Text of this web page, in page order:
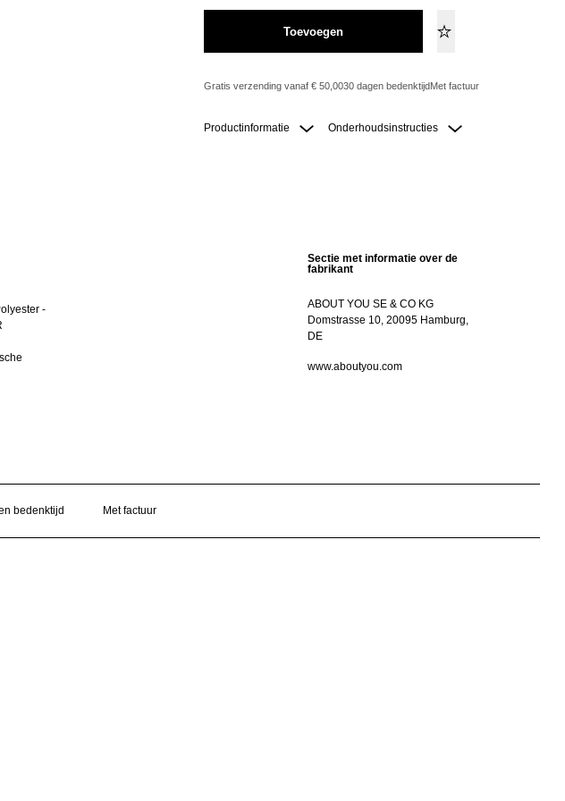
Toevoegen
Gratis verzending vanaf € 50,0030 dagen bedenktijdMet factuur
Productinformatie Onderhoudsinstructies
-
Sectie met informatie over de
fabrikant
ABOUT YOU SE & CO KG
Domstrasse 10, 20095 Hamburg,
DE
www.aboutyou.com
bedenktijd Met factuur